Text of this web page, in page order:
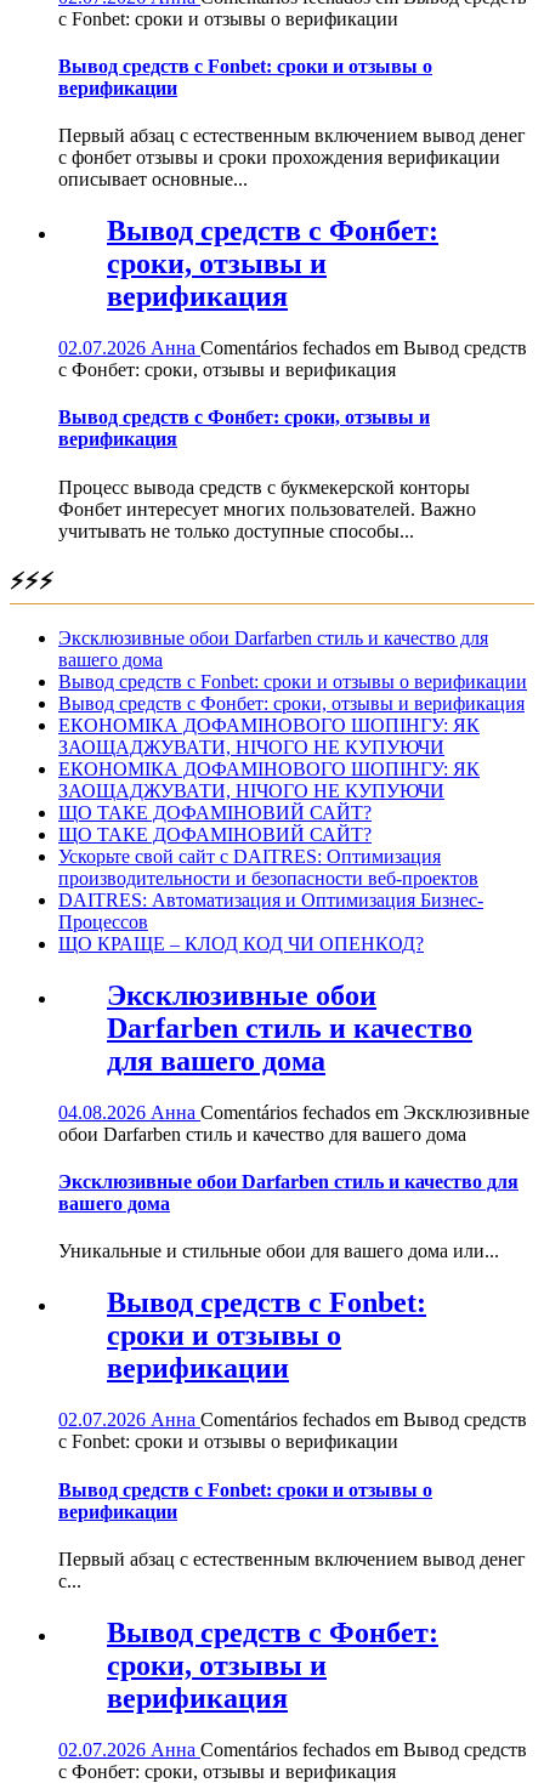
с Fonbet: сроки и отзывы о верификации
Вывод средств с Fonbet: сроки и отзывы о
верификации
Первый абзац с естественным включением вывод денег
с фонбет отзывы и сроки прохождения верификации
описывает основные...
Вывод средств с Фонбет:
сроки, отзывы и
верификация
02.07.2026 Анна Comentários fechados em Вывод средств
с Фонбет: сроки, отзывы и верификация
Вывод средств с Фонбет: сроки, отзывы и
верификация
Процесс вывода средств с букмекерской конторы
Фонбет интересует многих пользователей. Важно
учитывать не только доступные способы...
⚡⚡⚡
Эксклюзивные обои Darfarben стиль и качество для
вашего дома
Вывод средств с Fonbet: сроки и отзывы о верификации
Вывод средств с Фонбет: сроки, отзывы и верификация
ЕКОНОМІКА ДОФАМІНОВОГО ШОПІНГУ: ЯК
ЗАОЩАДЖУВАТИ, НІЧОГО НЕ КУПУЮЧИ
ЕКОНОМІКА ДОФАМІНОВОГО ШОПІНГУ: ЯК
ЗАОЩАДЖУВАТИ, НІЧОГО НЕ КУПУЮЧИ
ЩО ТАКЕ ДОФАМІНОВИЙ САЙТ?
ЩО ТАКЕ ДОФАМІНОВИЙ САЙТ?
Ускорьте свой сайт с DAITRES: Оптимизация
производительности и безопасности веб-проектов
DAITRES: Автоматизация и Оптимизация Бизнес-
Процессов
ЩО КРАЩЕ – КЛОД КОД ЧИ ОПЕНКОД?
Эксклюзивные обои
Darfarben стиль и качество
для вашего дома
04.08.2026 Анна Comentários fechados em Эксклюзивные
обои Darfarben стиль и качество для вашего дома
Эксклюзивные обои Darfarben стиль и качество для
вашего дома
Уникальные и стильные обои для вашего дома или...
Вывод средств с Fonbet:
сроки и отзывы о
верификации
02.07.2026 Анна Comentários fechados em Вывод средств
с Fonbet: сроки и отзывы о верификации
Вывод средств с Fonbet: сроки и отзывы о
верификации
Первый абзац с естественным включением вывод денег
с...
Вывод средств с Фонбет:
сроки, отзывы и
верификация
02.07.2026 Анна Comentários fechados em Вывод средств
с Фонбет: сроки, отзывы и верификация